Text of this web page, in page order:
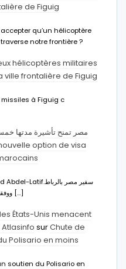
de Figuig
qu’un hélicoptère
notre frontière ?
hélicoptères militaires
ville frontalière de Figuig
à Figuig c
مصر تمنح تأشيرة مدتها
option de visa
ووفقا له، فإن هذا الإجراء يهدف إلى […]
États-Unis menacent
surChute de
Polisario en moins
soutien du Polisario en